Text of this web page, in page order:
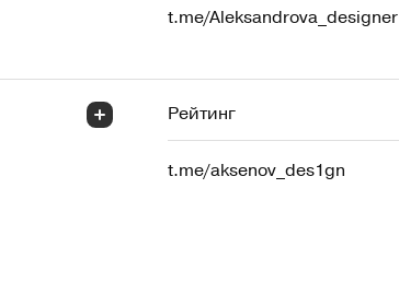
t.me/Aleksandrova_designer
Рейтинг
t.me/aksenov_des1gn